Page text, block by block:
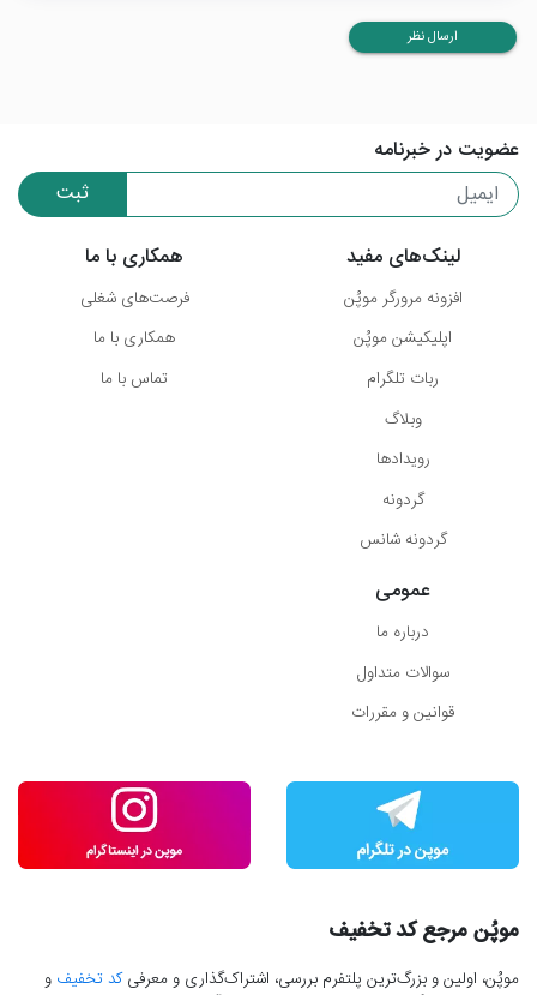
ارسال نظر
عضویت در خبرنامه
ثبت
لینک‌های مفید
افزونه مرورگر موپُن
اپلیکیشن موپُن
ربات تلگرام
وبلاگ
رویدادها
گردونه
گردونه شانس
همکاری با ما
فرصت‌های شغلی
همکاری با ما
تماس با ما
عمومی
درباره ما
سوالات متداول
قوانین و مقررات
موپُن مرجع کد تخفیف
موپُن، اولین و بزرگ‌ترین پلتفرم بررسی، اشتراک‌گذاری و معرفیکد تخفیف و